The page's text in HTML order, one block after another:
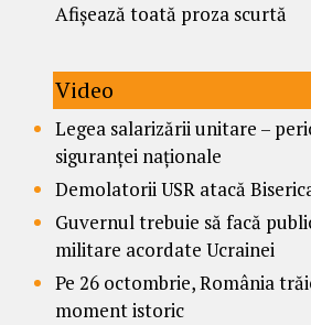
Afișează toată proza scurtă
Video
Legea salarizării unitare –
siguranței naționale
Demolatorii USR atacă
Guvernul trebuie să facă
militare acordate Ucrainei
Pe 26 octombrie, România
moment istoric